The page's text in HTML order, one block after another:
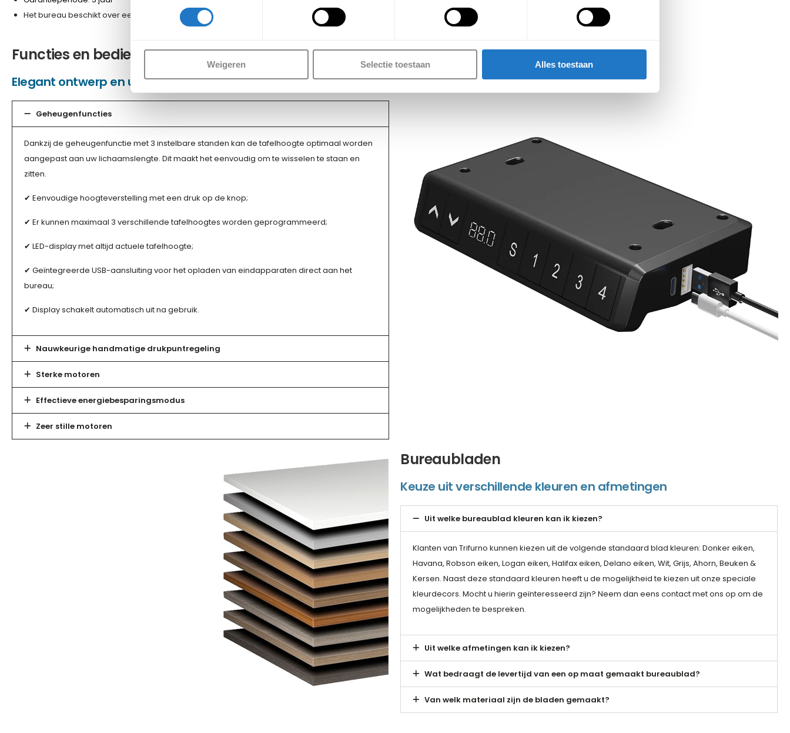
Weigeren Selectie toestaan Alles toestaan
Het bureau beschikt over een
certificaat
Functies en bediening DUO bureau zit-sta Premium
Elegant ontwerp en uitmuntende technologie
Geheugenfuncties
Dankzij de geheugenfunctie met 3 instelbare standen kan de tafelhoogte optimaal worden
aangepast aan uw lichaamslengte. Dit maakt het eenvoudig om te wisselen te staan en
zitten.
✔ Eenvoudige hoogteverstelling met een druk op de knop;
✔ Er kunnen maximaal 3 verschillende tafelhoogtes worden geprogrammeerd;
✔ LED-display met altijd actuele tafelhoogte;
✔ Geïntegreerde USB-aansluiting voor het opladen van eindapparaten direct aan het
bureau;
✔ Display schakelt automatisch uit na gebruik.
Nauwkeurige handmatige drukpuntregeling
Sterke motoren
Effectieve energiebesparingsmodus
Zeer stille motoren
Bureaubladen
Keuze uit verschillende kleuren en afmetingen
Uit welke bureaublad kleuren kan ik kiezen?
Klanten van Trifurno kunnen kiezen uit de volgende standaard blad kleuren: Donker eiken,
Havana, Robson eiken, Logan eiken, Halifax eiken, Delano eiken, Wit, Grijs, Ahorn, Beuken &
Kersen. Naast deze standaard kleuren heeft u de mogelijkheid te kiezen uit onze speciale
kleurdecors. Mocht u hierin geïnteresseerd zijn? Neem dan eens contact met ons op om de
mogelijkheden te bespreken.
Uit welke afmetingen kan ik kiezen?
Wat bedraagt de levertijd van een op maat gemaakt bureaublad?
Van welk materiaal zijn de bladen gemaakt?